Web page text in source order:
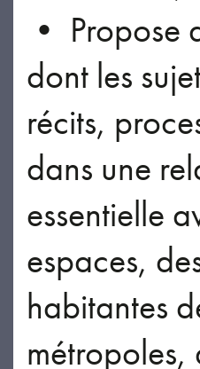
• Propose
dont les
récits,
dans une
essentielle
espaces,
habitantes
métropoles,